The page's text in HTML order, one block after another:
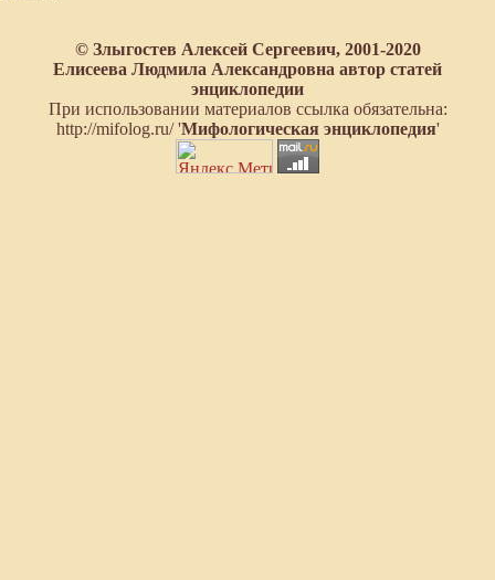
© Злыгостев Алексей Сергеевич, 2001-2020
Елисеева Людмила Александровна автор статей
энциклопедии
При использовании материалов ссылка обязательна:
http://mifolog.ru/ 'Мифологическая энциклопедия'